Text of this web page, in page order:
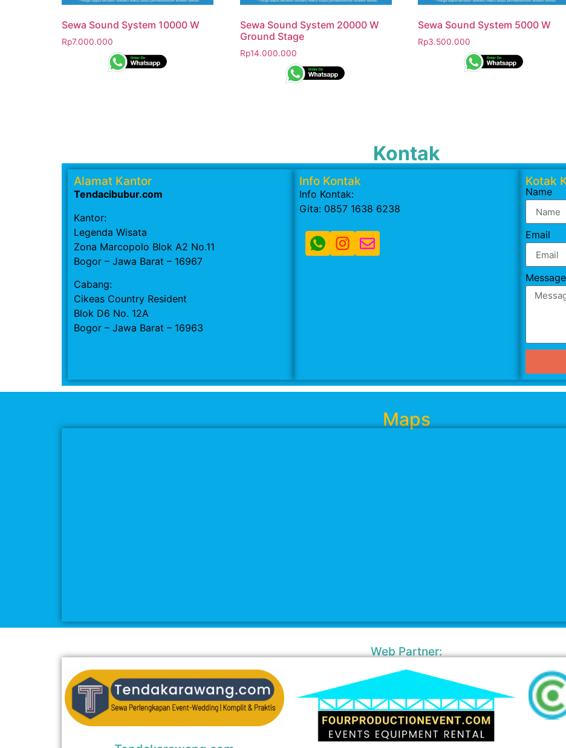
Sewa Sound System 10000 W
Rp7.000.000
Sewa Sound System 20000 W
Ground Stage
Rp14.000.000
Sewa Sound System 5000 W
Rp3.500.000
Kontak
Alamat Kantor
Tendacibubur.com
Kantor:
Legenda Wisata
Zona Marcopolo Blok A2 No.11
Bogor – Jawa Barat – 16967
Cabang:
Cikeas Country Resident
Blok D6 No. 12A
Bogor – Jawa Barat – 16963
Info Kontak
Info Kontak:
Gita: 0857 1638 6238
Kotak
Name
Email
Message
Maps
Web Partner: